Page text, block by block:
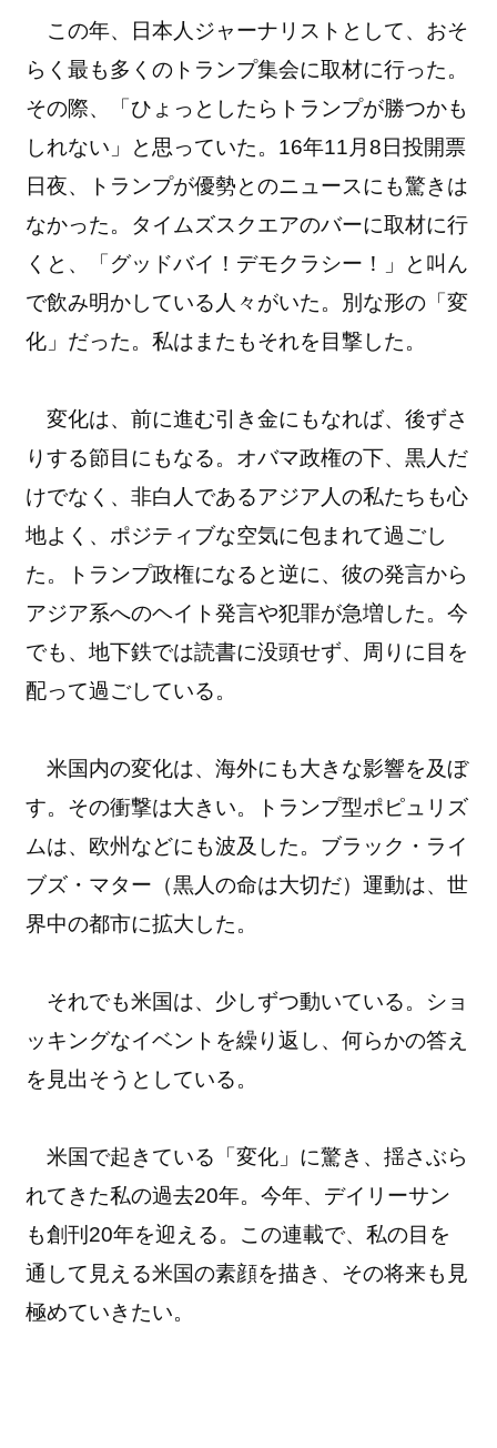
この年、日本人ジャーナリストとして、おそ
らく最も多くのトランプ集会に取材に行った。
その際、「ひょっとしたらトランプが勝つかも
しれない」と思っていた。16年11月8日投開票
日夜、トランプが優勢とのニュースにも驚きは
なかった。タイムズスクエアのバーに取材に行
くと、「グッドバイ！デモクラシー！」と叫ん
で飲み明かしている人々がいた。別な形の「変
化」だった。私はまたもそれを目撃した。
変化は、前に進む引き金にもなれば、後ずさ
りする節目にもなる。オバマ政権の下、黒人だ
けでなく、非白人であるアジア人の私たちも心
地よく、ポジティブな空気に包まれて過ごし
た。トランプ政権になると逆に、彼の発言から
アジア系へのヘイト発言や犯罪が急増した。今
でも、地下鉄では読書に没頭せず、周りに目を
配って過ごしている。
米国内の変化は、海外にも大きな影響を及ぼ
す。その衝撃は大きい。トランプ型ポピュリズ
ムは、欧州などにも波及した。ブラック・ライ
ブズ・マター（黒人の命は大切だ）運動は、世
界中の都市に拡大した。
それでも米国は、少しずつ動いている。ショ
ッキングなイベントを繰り返し、何らかの答え
を見出そうとしている。
米国で起きている「変化」に驚き、揺さぶら
れてきた私の過去20年。今年、デイリーサン
も創刊20年を迎える。この連載で、私の目を
通して見える米国の素顔を描き、その将来も見
極めていきたい。